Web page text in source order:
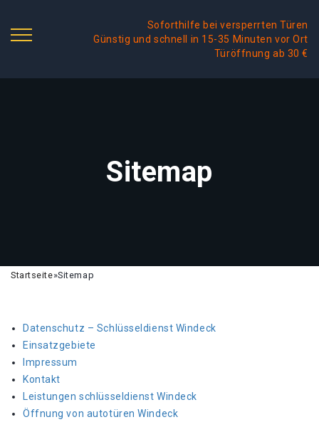
Soforthilfe bei versperrten Türen
Günstig und schnell in 15-35 Minuten vor Ort
Türöffnung ab 30 €
Sitemap
Startseite»Sitemap
Datenschutz – Schlüsseldienst Windeck
Einsatzgebiete
Impressum
Kontakt
Leistungen schlüsseldienst Windeck
Öffnung von autotüren Windeck